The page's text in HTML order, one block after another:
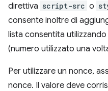
direttiva script-src o
consente inoltre di
lista consentita
(numero utilizzato una
Per utilizzare un nonce,
nonce. Il valore deve